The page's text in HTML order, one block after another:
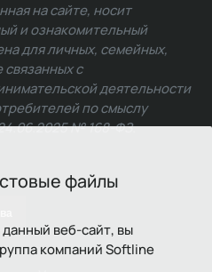
файлы
веб-сайт, вы
компаний Softline
на сайте, носит
и ознакомительный
для личных, семейных,
с
деятельности
по смыслу
№ 168-ФЗ.